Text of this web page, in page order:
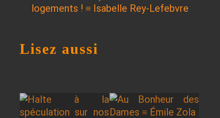
Lisez aussi